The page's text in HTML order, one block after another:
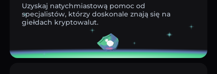
Uzyskaj natychmiastową pomoc od
specjalistów, którzy doskonale znają się na
giełdach kryptowalut.